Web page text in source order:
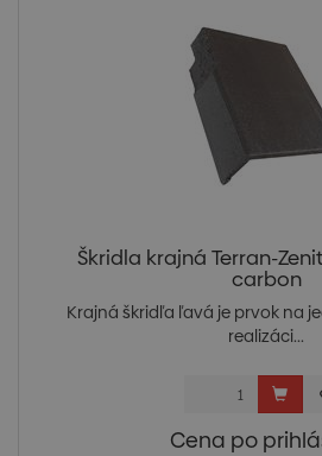
Škridla krajná Terran-
carbon
Krajná škridľa ľavá je prvok na
realizáci...
Cena po